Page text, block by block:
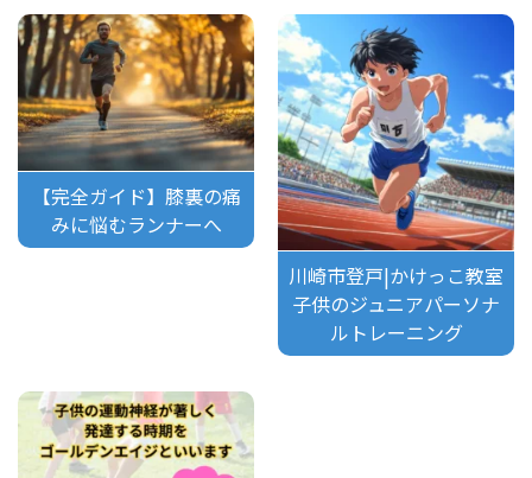
【完全ガイド】膝裏の痛
みに悩むランナーへ
川崎市登戸|かけっこ教室
子供のジュニアパーソナ
ルトレーニング